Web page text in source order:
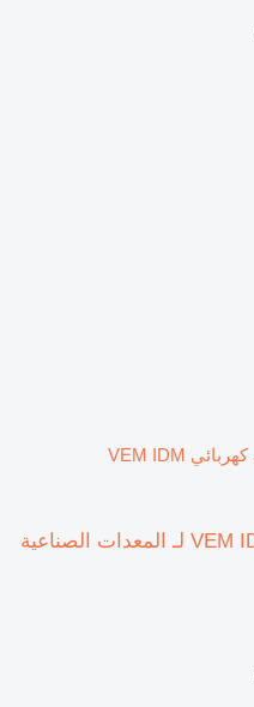
محرك كهربائي VEM IDM